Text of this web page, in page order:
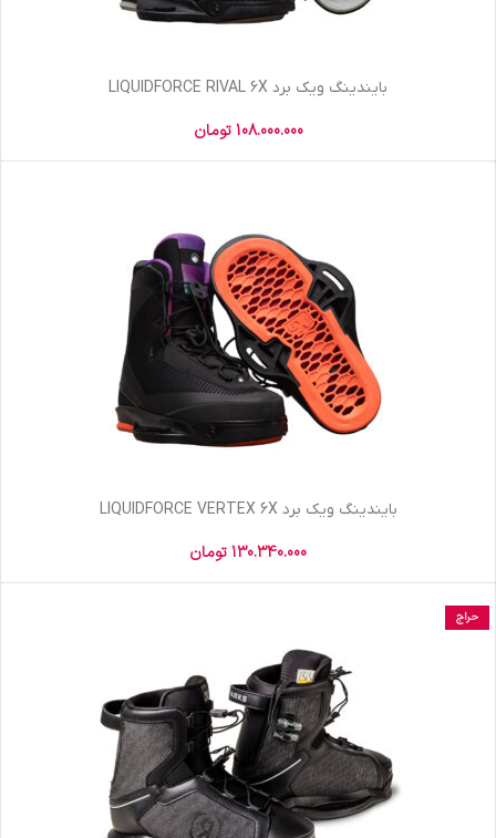
بایندینگ ویک برد LIQUIDFORCE RIVAL 6X
108.000.000 تومان
بایندینگ ویک برد LIQUIDFORCE VERTEX 6X
130.340.000تومان
حراج